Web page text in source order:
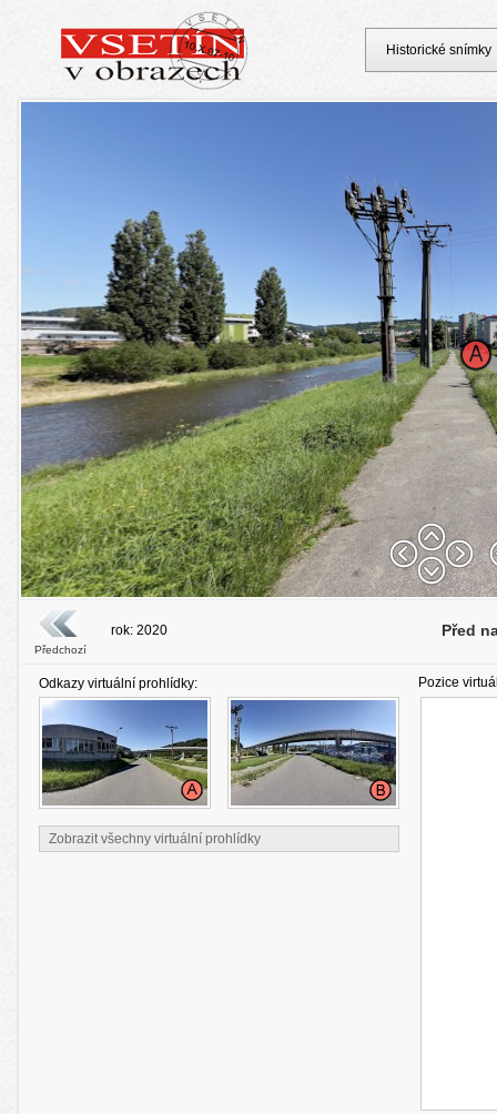
Předchozí
rok: 2020 Před
Odkazy virtuální prohlídky: Pozice
Zobrazit všechny virtuální prohlídky
Historické snímky